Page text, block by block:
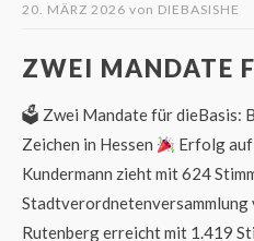
20. MÄRZ 2026 von DIEBASISHE
ZWEI MANDATE
🗳 Zwei Mandate für dieBasis:
Zeichen in Hessen
Erfolg auf
Kundermann zieht mit 624
Stadtverordnetenversammlung
Rutenberg erreicht mit 1.419